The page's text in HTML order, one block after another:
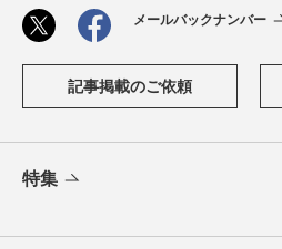
メールバックナンバー
記事掲載のご依頼
特集